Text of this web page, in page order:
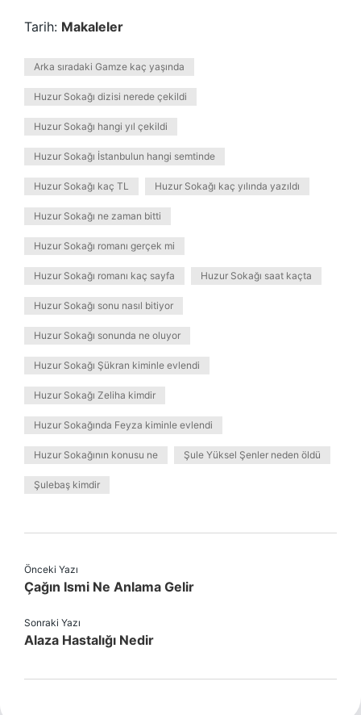
Tarih: Makaleler
Arka sıradaki Gamze kaç yaşında
Huzur Sokağı dizisi nerede çekildi
Huzur Sokağı hangi yıl çekildi
Huzur Sokağı İstanbulun hangi semtinde
Huzur Sokağı kaç TL Huzur Sokağı kaç yılında yazıldı
Huzur Sokağı ne zaman bitti
Huzur Sokağı romanı gerçek mi
Huzur Sokağı romanı kaç sayfa Huzur Sokağı saat kaçta
Huzur Sokağı sonu nasıl bitiyor
Huzur Sokağı sonunda ne oluyor
Huzur Sokağı Şükran kiminle evlendi
Huzur Sokağı Zeliha kimdir
Huzur Sokağında Feyza kiminle evlendi
Huzur Sokağının konusu ne Şule Yüksel Şenler neden öldü
Şulebaş kimdir
Önceki Yazı
Çağın Ismi Ne Anlama Gelir
Sonraki Yazı
Alaza Hastalığı Nedir